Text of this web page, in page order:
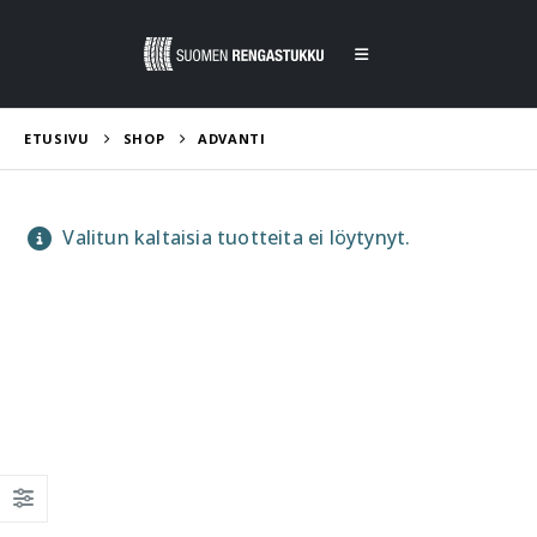
ETUSIVU SHOP ADVANTI
Valitun kaltaisia tuotteita ei löytynyt.